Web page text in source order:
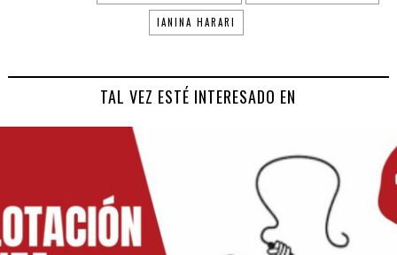
IANINA HARARI
TAL VEZ ESTÉ INTERESADO EN